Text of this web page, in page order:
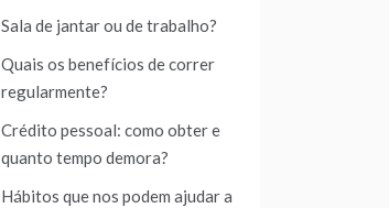
Sala de jantar ou de trabalho?
Quais os benefícios de correr
regularmente?
Crédito pessoal: como obter e
quanto tempo demora?
Hábitos que nos podem ajudar a